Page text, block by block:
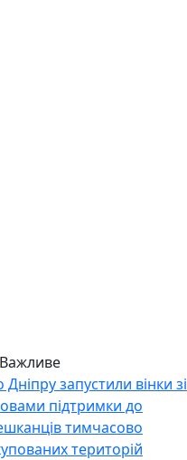
Важливе
Дніпру запустили вінки зі
підтримки до
тимчасово
територій